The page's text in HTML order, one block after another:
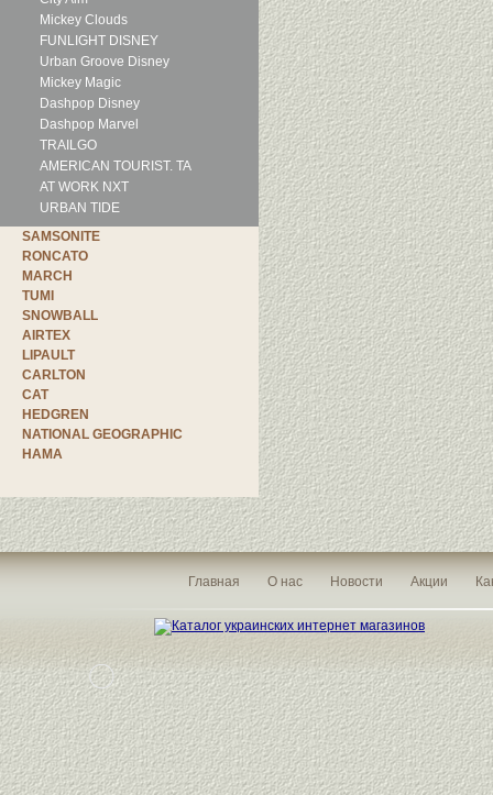
Mickey Clouds
FUNLIGHT DISNEY
Urban Groove Disney
Mickey Magic
Dashpop Disney
Dashpop Marvel
TRAILGO
AMERICAN TOURIST. TA
AT WORK NXT
URBAN TIDE
SAMSONITE
RONCATO
MARCH
TUMI
SNOWBALL
AIRTEX
LIPAULT
CARLTON
CAT
HEDGREN
NATIONAL GEOGRAPHIC
HAMA
Главная О нас Новости Акции